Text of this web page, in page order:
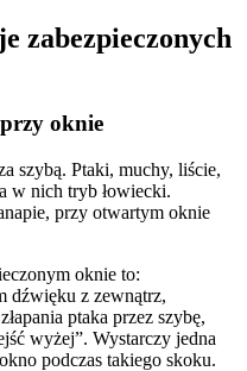
zabezpieczonych
oknie
szybą. Ptaki, muchy, liście,
w nich tryb łowiecki.
przy otwartym oknie
oknie to:
dźwięku z zewnątrz,
ptaka przez szybę,
wyżej”. Wystarczy jedna
podczas takiego skoku.